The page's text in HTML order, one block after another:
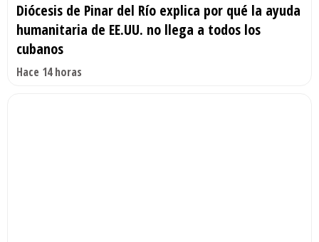
Diócesis de Pinar del Río explica por qué la ayuda
humanitaria de EE.UU. no llega a todos los
cubanos
Hace 14 horas